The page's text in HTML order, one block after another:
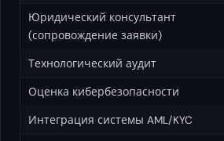
Юридический консультант
(сопровождение заявки)
Технологический аудит
Оценка кибербезопасности
Интеграция системы AML/KYC